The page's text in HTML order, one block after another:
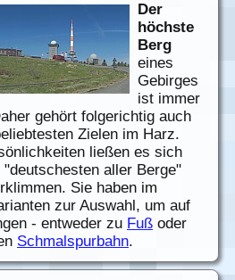
Der
höchste
Berg
eines
Gebirges
ist immer
gehört folgerichtig auch
Zielen im Harz.
ließen es sich
aller Berge"
Sie haben im
zur Auswahl, um auf
- entweder zu Fuß oder
Schmalspurbahn.